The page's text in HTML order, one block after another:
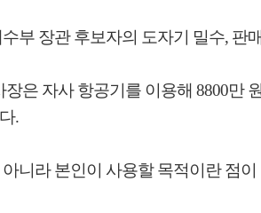
부 장관 후보자의 도자기 밀수, 판
장은 자사 항공기를 이용해 8800만
.
니라 본인이 사용할 목적이란 점